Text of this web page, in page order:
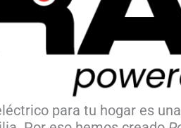
para tu hogar es